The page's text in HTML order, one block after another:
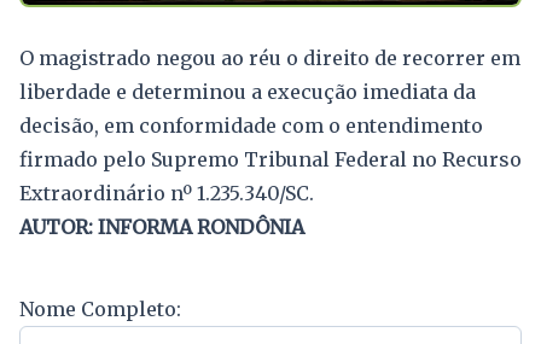
O magistrado negou ao réu o direito de recorrer em
liberdade e determinou a execução imediata da
decisão, em conformidade com o entendimento
firmado pelo Supremo Tribunal Federal no Recurso
Extraordinário nº 1.235.340/SC.
AUTOR: INFORMA RONDÔNIA
Nome Completo: